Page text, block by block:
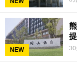
NEW 30